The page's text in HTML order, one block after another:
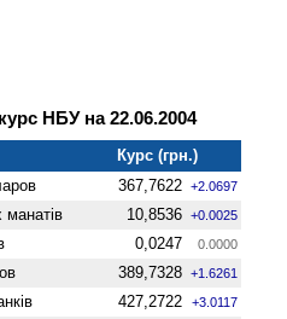
НБУ на 22.06.2004
Курс (грн.)
367,7622 +2.0697
манатів 10,8536 +0.0025
0,0247 0.0000
389,7328 +1.6261
427,2722 +3.0117